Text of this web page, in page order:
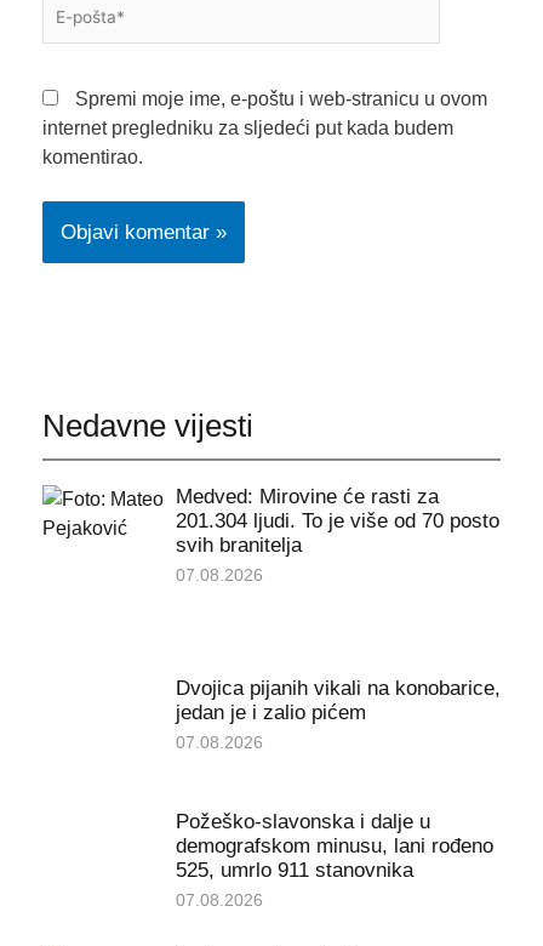
pošta*
Spremi moje ime, e-poštu i web-stranicu u ovom
internet pregledniku za sljedeći put kada budem
komentirao.
Nedavne vijesti
Medved: Mirovine će rasti za
201.304 ljudi. To je više od 70 posto
svih branitelja
07.08.2026
Dvojica pijanih vikali na konobarice,
jedan je i zalio pićem
07.08.2026
Požeško-slavonska i dalje u
demografskom minusu, lani rođeno
525, umrlo 911 stanovnika
07.08.2026